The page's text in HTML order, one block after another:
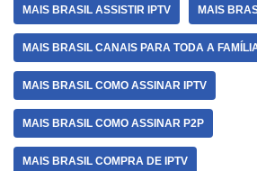
MAIS BRASIL ASSISTIR IPTV MAIS
MAIS BRASIL CANAIS PARA TODA A
MAIS BRASIL COMO ASSINAR IPTV
MAIS BRASIL COMO ASSINAR P2P
MAIS BRASIL COMPRA DE IPTV